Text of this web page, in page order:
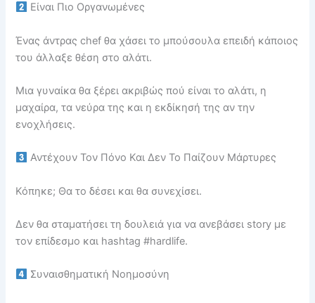
Είναι Πιο Οργανωμένες
Ένας άντρας chef θα χάσει το μπούσουλα επειδή κάποιος
του άλλαξε θέση στο αλάτι.
Μια γυναίκα θα ξέρει ακριβώς πού είναι το αλάτι, η
μαχαίρα, τα νεύρα της και η εκδίκησή της αν την
ενοχλήσεις.
Αντέχουν Τον Πόνο Και Δεν Το Παίζουν Μάρτυρες
Κόπηκε; Θα το δέσει και θα συνεχίσει.
Δεν θα σταματήσει τη δουλειά για να ανεβάσει story με
τον επίδεσμο και hashtag #hardlife.
Συναισθηματική Νοημοσύνη